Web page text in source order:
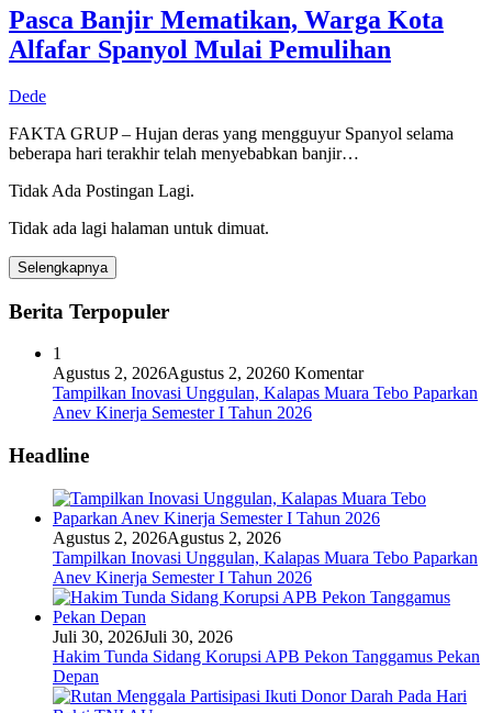
Pasca Banjir Mematikan, Warga Kota
Alfafar Spanyol Mulai Pemulihan
Dede
FAKTA GRUP – Hujan deras yang mengguyur Spanyol selama
beberapa hari terakhir telah menyebabkan banjir…
Tidak Ada Postingan Lagi.
Tidak ada lagi halaman untuk dimuat.
Selengkapnya
Berita Terpopuler
1
Agustus 2, 2026Agustus 2, 20260 Komentar
Tampilkan Inovasi Unggulan, Kalapas Muara Tebo Paparkan
Anev Kinerja Semester I Tahun 2026
Headline
Agustus 2, 2026Agustus 2, 2026
Tampilkan Inovasi Unggulan, Kalapas Muara Tebo Paparkan
Anev Kinerja Semester I Tahun 2026
Juli 30, 2026Juli 30, 2026
Hakim Tunda Sidang Korupsi APB Pekon Tanggamus Pekan
Depan